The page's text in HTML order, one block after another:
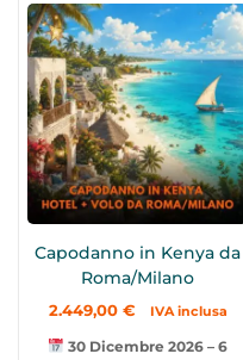
Capodanno in Kenya da
Roma/Milano
2.449,00 € IVA inclusa
30 Dicembre 2026 – 6